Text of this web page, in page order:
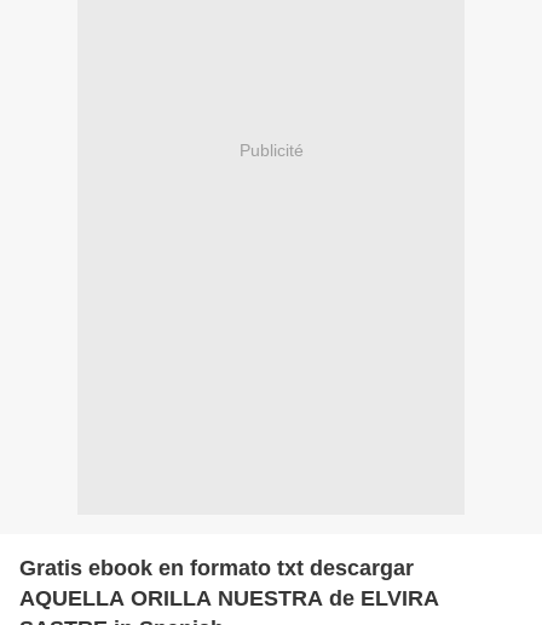
Publicité
Gratis ebook en formato txt descargar
AQUELLA ORILLA NUESTRA de ELVIRA